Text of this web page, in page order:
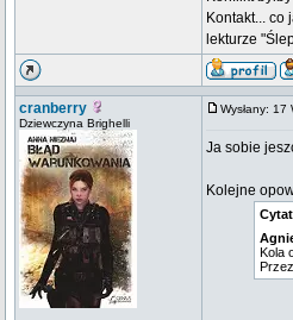
Kontakt... co
lekturze
cranberry
Dziewczyna Brighelli
Wysłany: 17
Ja sobie
Kolejne
Cytat
Kola